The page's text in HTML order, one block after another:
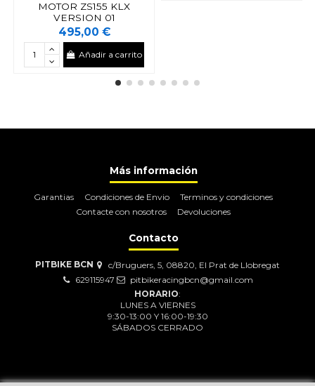
MOTOR ZS155 KLX
VERSION 01
495,00 €
Añadir a carrito
Más información
Garantias Condiciones de Envio
Terminos y condiciones
Contacte con nosotros
Devoluciones
Contacto
PITBIKE BCN
c/Bruguers, 5, 08820, El Prat de Llobregat
629115947
pitbikeracingbcn@gmail.com
HORARIO:
LUNES A VIERNES
9:30-13:00 Y 16:00-19:30
SÁBADOS CERRADO